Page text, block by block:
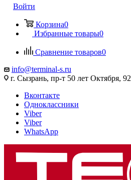
Войти
Корзина0
Избранные товары0
Сравнение товаров0
info@terminal-s.ru
г. Сызрань, пр-т 50 лет Октября, 92
Вконтакте
Одноклассники
Viber
Viber
WhatsApp